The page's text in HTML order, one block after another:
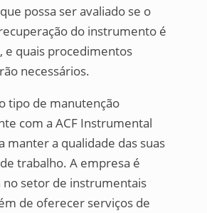
possa ser avaliado se o
do instrumento é
e quais procedimentos
necessários.
tipo de manutenção
com a ACF Instrumental
manter a qualidade das suas
trabalho. A empresa é
no setor de instrumentais
de oferecer serviços de